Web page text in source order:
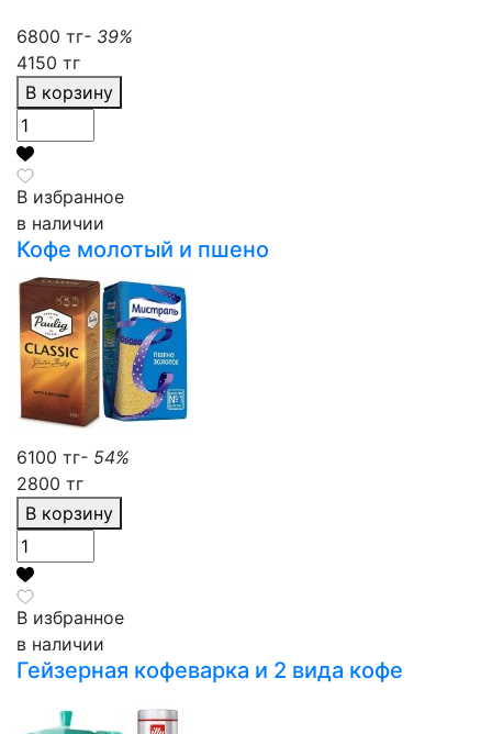
6800 тг- 39%
4150 тг
В корзину
В избранное
в наличии
Кофе молотый и пшено
6100 тг- 54%
2800 тг
В корзину
В избранное
в наличии
Гейзерная кофеварка и 2 вида кофе